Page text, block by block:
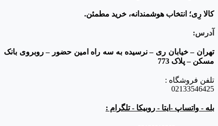
کالا رِی؛ انتخاب هوشمندانه، خرید مطمئن.
آدرس:
تهران – خیابان ری – نرسیده به سه راه امین حضور – روبروی بانک
مسکن – پلاک 773
تلفن فروشگاه :
02133546425
بله - واتساپ -ایتا - روبیکا - تلگرام :